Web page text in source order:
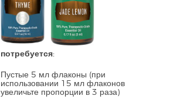
потребуется:
Пустые 5 мл флаконы (при
использовании 15 мл флаконов
увеличьте пропорции в 3 раза)